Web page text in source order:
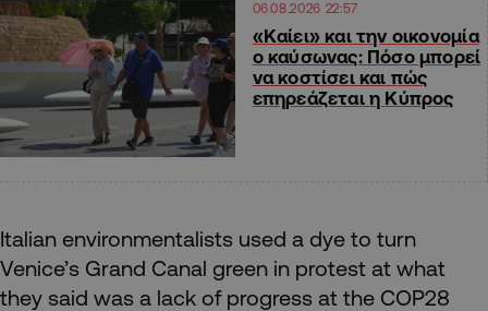
06.08.2026 22:57
«Καίει» και την οικονομία
ο καύσωνας: Πόσο μπορεί
να κοστίσει και πώς
επηρεάζεται η Κύπρος
Italian environmentalists used a dye to turn
Venice’s Grand Canal green in protest at what
they said was a lack of progress at the COP28